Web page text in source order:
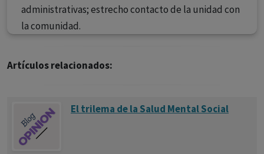
administrativas; estrecho contacto de la unidad con
la comunidad.
Artículos relacionados:
El trilema de la Salud Mental Social